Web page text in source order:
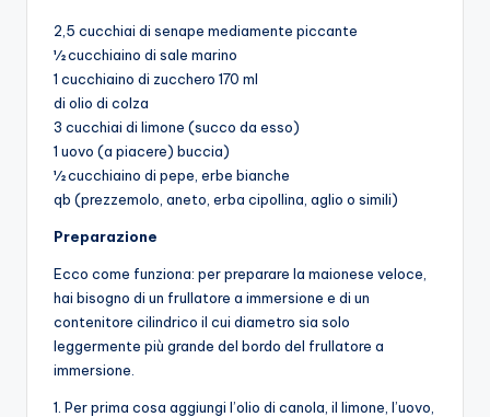
2,5 cucchiai di senape mediamente piccante
½ cucchiaino di sale marino
1 cucchiaino di zucchero 170 ml
di olio di colza
3 cucchiai di limone (succo da esso)
1 uovo (a piacere) buccia)
½ cucchiaino di pepe, erbe bianche
qb (prezzemolo, aneto, erba cipollina, aglio o simili)
Preparazione
Ecco come funziona: per preparare la maionese veloce,
hai bisogno di un frullatore a immersione e di un
contenitore cilindrico il cui diametro sia solo
leggermente più grande del bordo del frullatore a
immersione.
1. Per prima cosa aggiungi l’olio di canola, il limone, l’uovo,